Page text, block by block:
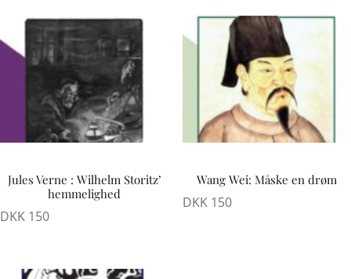
Jules Verne : Wilhelm Storitz’
hemmelighed
DKK 150
Wang Wei: Måske en drøm
DKK150